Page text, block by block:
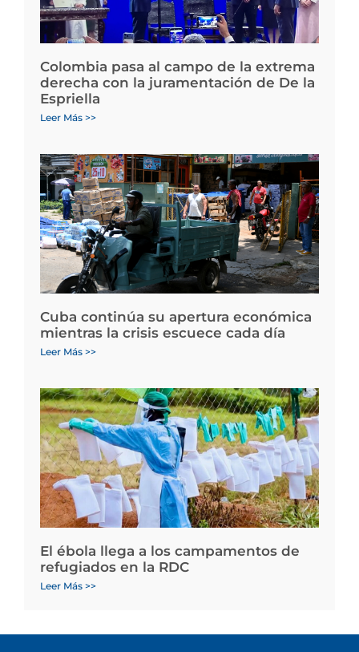
Colombia pasa al campo de la extrema
derecha con la juramentación de De la
Espriella
Leer Más >>
Cuba continúa su apertura económica
mientras la crisis escuece cada día
Leer Más >>
El ébola llega a los campamentos de
refugiados en la RDC
Leer Más >>